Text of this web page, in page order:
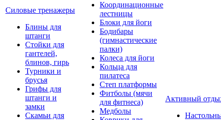
Силовые тренажеры
Блины для
штанги
Стойки для
гантелей,
блинов, гирь
Турники и
брусья
Грифы для
штанги и
замки
Скамьи для
Координационные
лестницы
Блоки для йоги
Бодибары
(гимнастические
палки)
Колеса для йоги
Кольца для
пилатеса
Степ платформы
Фитболы (мячи
для фитнеса)
Медболы
Активный